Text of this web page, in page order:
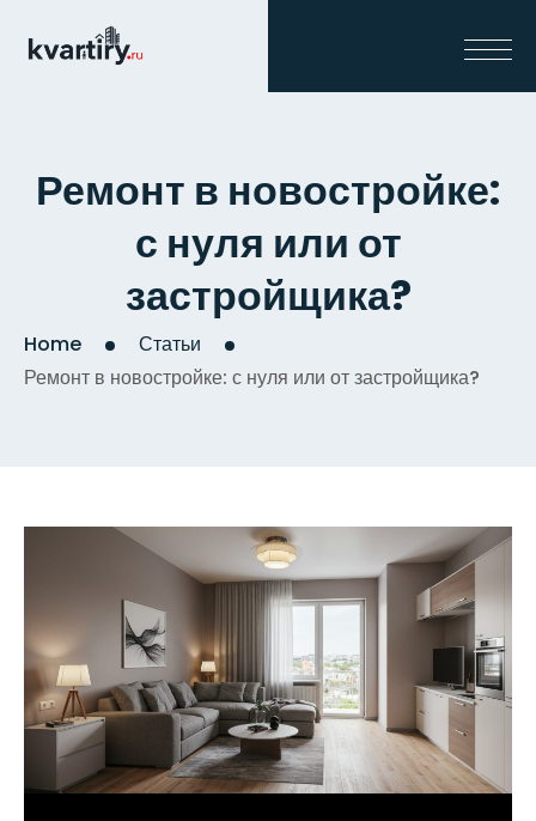
Ремонт в новостройке:
с нуля или от
застройщика?
Home
Статьи
Ремонт в новостройке: с нуля или от застройщика?